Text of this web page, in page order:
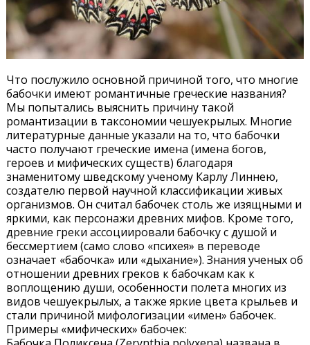
Что послужило основной причиной того, что многие
бабочки имеют романтичные греческие названия?
Мы попытались выяснить причину такой
романтизации в таксономии чешуекрылых. Многие
литературные данные указали на то, что бабочки
часто получают греческие имена (имена богов,
героев и мифических существ) благодаря
знаменитому шведскому ученому Карлу Линнею,
создателю первой научной классификации живых
организмов. Он считал бабочек столь же изящными и
яркими, как персонажи древних мифов. Кроме того,
древние греки ассоциировали бабочку с душой и
бессмертием (само слово «психея» в переводе
означает «бабочка» или «дыхание»). Знания ученых об
отношении древних греков к бабочкам как к
воплощению души, особенности полета многих из
видов чешуекрылых, а также яркие цвета крыльев и
стали причиной мифологизации «имен» бабочек.
Примеры «мифических» бабочек: